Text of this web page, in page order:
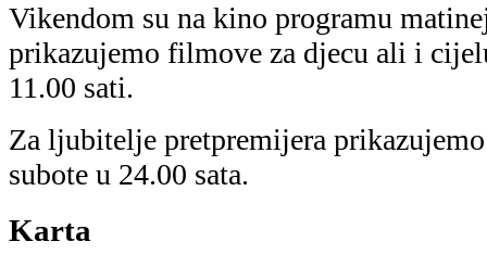
Vikendom su na kino programu
prikazujemo filmove za djecu ali i
11.00 sati.
Za ljubitelje pretpremijera
subote u 24.00 sata.
Karta